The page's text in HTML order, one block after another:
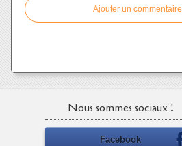
Ajouter un commentaire
Nous sommes sociaux !
Facebook